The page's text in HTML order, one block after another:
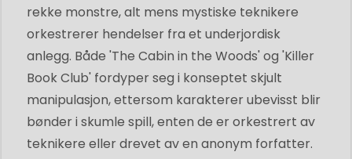
rekke monstre, alt mens mystiske teknikere
orkestrerer hendelser fra et underjordisk
anlegg. Både 'The Cabin in the Woods' og 'Killer
Book Club' fordyper seg i konseptet skjult
manipulasjon, ettersom karakterer ubevisst blir
bønder i skumle spill, enten de er orkestrert av
teknikere eller drevet av en anonym forfatter.